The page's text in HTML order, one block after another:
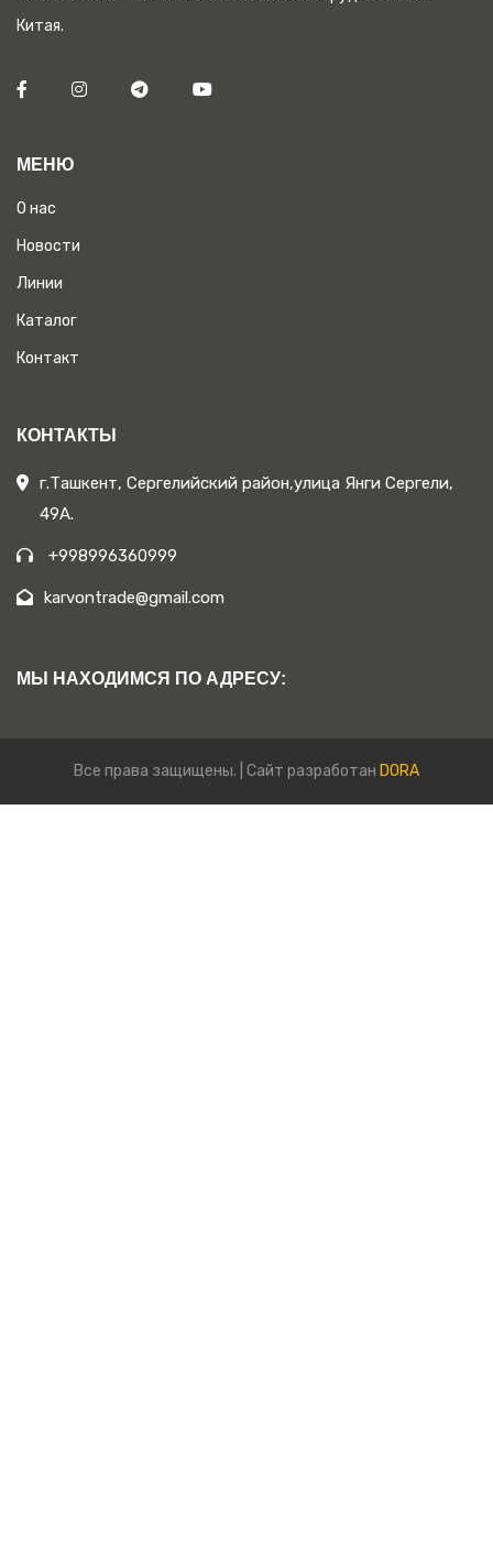
Китая.
МЕНЮ
О нас
Новости
Линии
Каталог
Контакт
КОНТАКТЫ
г.Ташкент, Сергелийский район,улица Янги Сергели,
49А.
+998996360999
karvontrade@gmail.com
МЫ НАХОДИМСЯ ПО АДРЕСУ:
Все права защищены. | Сайт разработан DORA